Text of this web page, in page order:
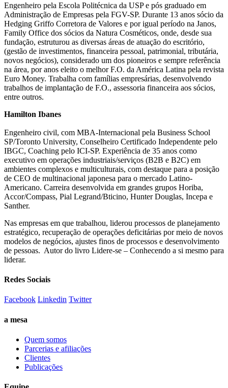
Engenheiro pela Escola Politécnica da USP e pós graduado em
Administração de Empresas pela FGV-SP. Durante 13 anos sócio da
Hedging Griffo Corretora de Valores e por igual período na Janos,
Family Office dos sócios da Natura Cosméticos, onde, desde sua
fundação, estruturou as diversas áreas de atuação do escritório,
(gestão de investimentos, financeira pessoal, patrimonial, tributária,
novos negócios), considerado um dos pioneiros e sempre referência
na área, por anos eleito o melhor F.O. da América Latina pela revista
Euro Money. Trabalha com famílias empresárias, desenvolvendo
trabalhos de implantação de F.O., assessoria financeira aos sócios,
entre outros.
Hamilton Ibanes
Engenheiro civil, com MBA-Internacional pela Business School
SP/Toronto University, Conselheiro Certificado Independente pelo
IBGC, Coaching pelo ICI-SP. Experiência de 35 anos como
executivo em operações industriais/serviços (B2B e B2C) em
ambientes complexos e multiculturais, com destaque para a posição
de CEO de multinacional japonesa para o mercado Latino-
Americano. Carreira desenvolvida em grandes grupos Horiba,
Accor/Compass, Pial Legrand/Bticino, Hunter Douglas, Incepa e
Santher.
Nas empresas em que trabalhou, liderou processos de planejamento
estratégico, recuperação de operações deficitárias por meio de novos
modelos de negócios, ajustes finos de processos e desenvolvimento
de pessoas. Autor do livro Lidere-se – Conhecendo a si mesmo para
liderar.
Redes Sociais
Facebook Linkedin Twitter
a mesa
Quem somos
Parcerias e afiliações
Clientes
Publicações